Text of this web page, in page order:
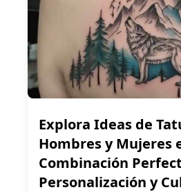
Explora Ideas de
Hombres y Mujeres
Combinación
Personalización y